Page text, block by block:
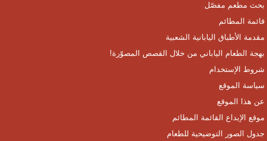
بحث مطعم مفصّل
قائمة المطائم
مقدمة الأطباق اليابانية الشعبية
بهجة الطعام الياباني من خلال القصص المصوّرة!
شروط الإستخدام
سياسة الموقع
عن هذا الموقع
موقع الإيداع القائمة المطائم
جدول الصور التوضيحية للطعام